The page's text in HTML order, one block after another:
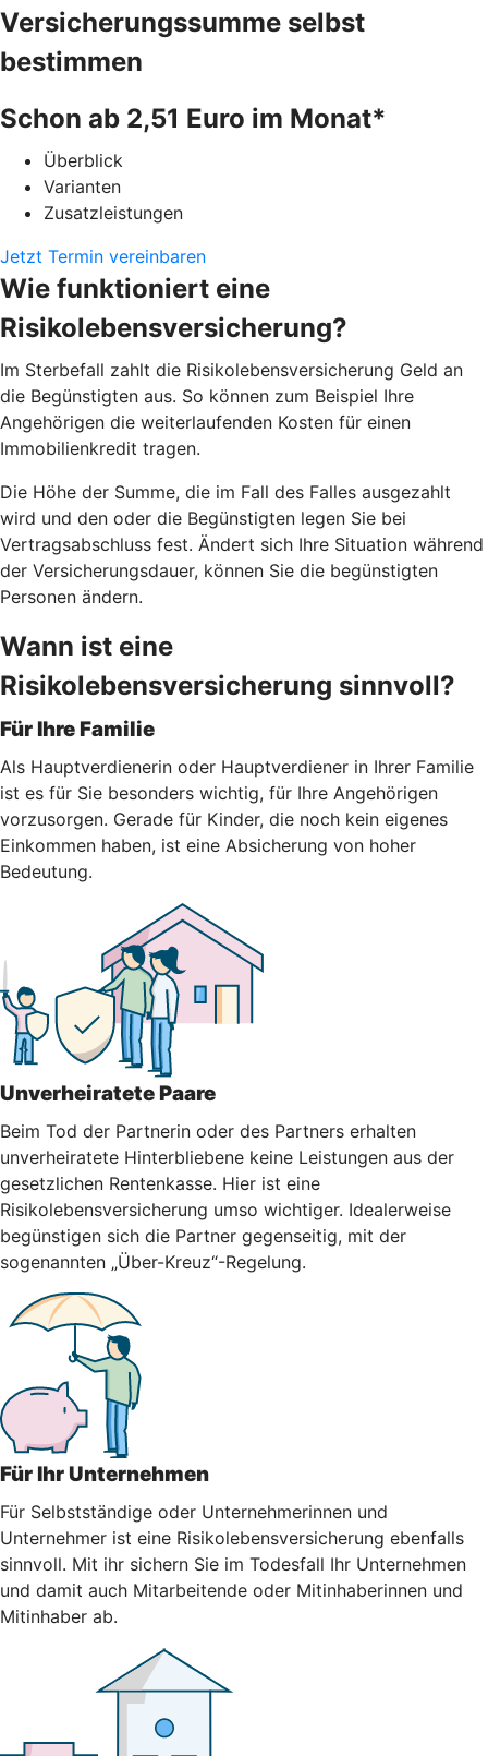
Versicherungssumme selbst
bestimmen
Schon ab 2,51 Euro im Monat*
Überblick
Varianten
Zusatzleistungen
Jetzt Termin vereinbaren
Wie funktioniert eine
Risikolebensversicherung?
Im Sterbefall zahlt die Risikolebensversicherung Geld an
die Begünstigten aus. So können zum Beispiel Ihre
Angehörigen die weiterlaufenden Kosten für einen
Immobilienkredit tragen.
Die Höhe der Summe, die im Fall des Falles ausgezahlt
wird und den oder die Begünstigten legen Sie bei
Vertragsabschluss fest. Ändert sich Ihre Situation während
der Versicherungsdauer, können Sie die begünstigten
Personen ändern.
Wann ist eine
Risikolebensversicherung sinnvoll?
Für Ihre Familie
Als Hauptverdienerin oder Hauptverdiener in Ihrer Familie
ist es für Sie besonders wichtig, für Ihre Angehörigen
vorzusorgen. Gerade für Kinder, die noch kein eigenes
Einkommen haben, ist eine Absicherung von hoher
Bedeutung.
Unverheiratete Paare
Beim Tod der Partnerin oder des Partners erhalten
unverheiratete Hinterbliebene keine Leistungen aus der
gesetzlichen Rentenkasse. Hier ist eine
Risikolebensversicherung umso wichtiger. Idealerweise
begünstigen sich die Partner gegenseitig, mit der
sogenannten „Über-Kreuz“-Regelung.
Für Ihr Unternehmen
Für Selbstständige oder Unternehmerinnen und
Unternehmer ist eine Risikolebensversicherung ebenfalls
sinnvoll. Mit ihr sichern Sie im Todesfall Ihr Unternehmen
und damit auch Mitarbeitende oder Mitinhaberinnen und
Mitinhaber ab.